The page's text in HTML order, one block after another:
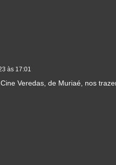
às 17:01
Veredas, de Muriaé, nos